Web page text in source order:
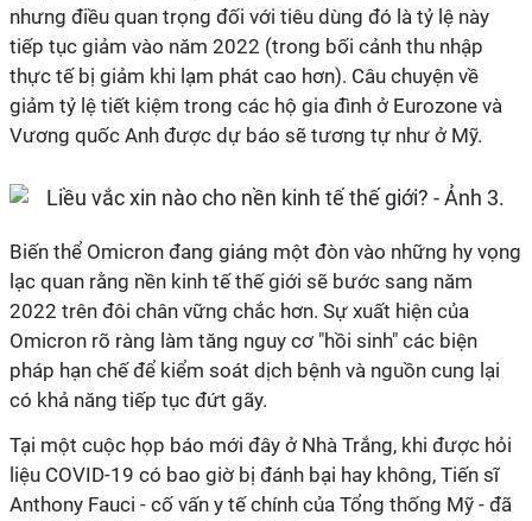
nhưng điều quan trọng đối với tiêu dùng đó là tỷ lệ này
tiếp tục giảm vào năm 2022 (trong bối cảnh thu nhập
thực tế bị giảm khi lạm phát cao hơn). Câu chuyện về
giảm tỷ lệ tiết kiệm trong các hộ gia đình ở Eurozone và
Vương quốc Anh được dự báo sẽ tương tự như ở Mỹ.
Biến thể Omicron đang giáng một đòn vào những hy vọng
lạc quan rằng nền kinh tế thế giới sẽ bước sang năm
2022 trên đôi chân vững chắc hơn. Sự xuất hiện của
Omicron rõ ràng làm tăng nguy cơ "hồi sinh" các biện
pháp hạn chế để kiểm soát dịch bệnh và nguồn cung lại
có khả năng tiếp tục đứt gãy.
Tại một cuộc họp báo mới đây ở Nhà Trắng, khi được hỏi
liệu COVID-19 có bao giờ bị đánh bại hay không, Tiến sĩ
Anthony Fauci - cố vấn y tế chính của Tổng thống Mỹ - đã